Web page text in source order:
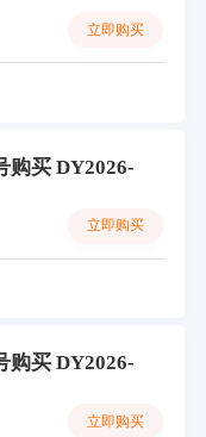
立即购买
购买 DY2026-
立即购买
购买 DY2026-
立即购买